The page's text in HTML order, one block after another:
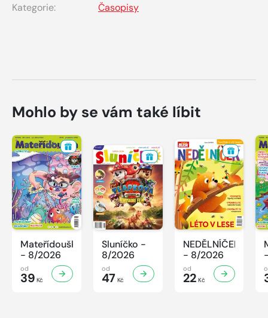
Kategorie:
Časopisy
Mohlo by se vám také líbit
Mateřídouška
- 8/2026
od
39 Kč
Sluníčko -
8/2026
od
47 Kč
NEDĚLNÍČEK
- 8/2026
od
22 Kč